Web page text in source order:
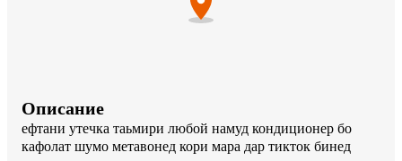
Описание
ефтани утечка таьмири любой намуд кондиционер бо
кафолат шумо метавонед кори мара дар тикток бинед